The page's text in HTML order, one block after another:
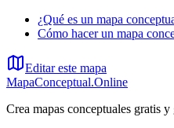
¿Qué es un mapa
Cómo hacer un mapa
Editar este mapa
MapaConceptual.Online
Crea mapas conceptuales gratis